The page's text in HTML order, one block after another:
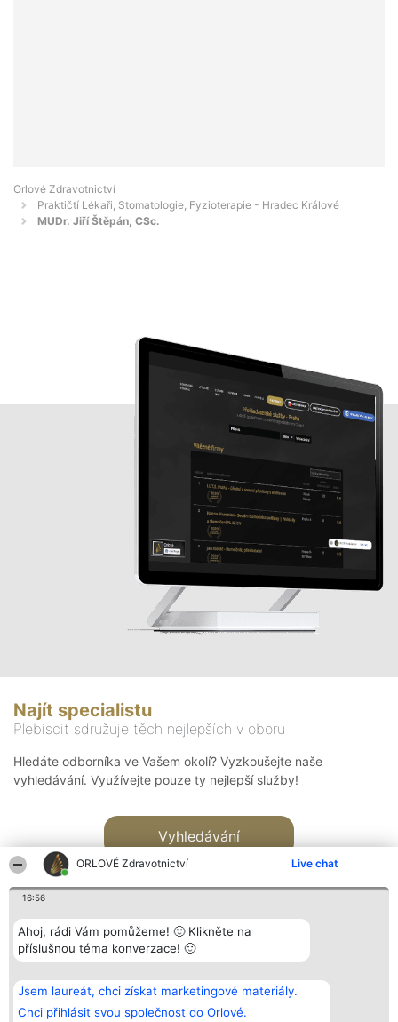
ORLOVÉ Zdravotnictví Live chat
16:56
Ahoj, rádi Vám pomůžeme! 🙂 Klikněte na
příslušnou téma konverzace! 🙂
Jsem laureát, chci získat marketingové materiály.
Chci přihlásit svou společnost do Orlové.
Orlové Zdravotnictví
Praktičtí Lékaři, Stomatologie, Fyzioterapie - Hradec Králové
MUDr. Jiří Štěpán, CSc.
Najít specialistu
Plebiscit sdružuje těch nejlepších v oboru
Hledáte odborníka ve Vašem okolí? Vyzkoušejte naše
vyhledávání. Využívejte pouze ty nejlepší služby!
Vyhledávání
Bright Side Solutions sp. z o.
o. sp. k.
ul. Ruska 22
Wrocław 50-079
Vítězové
Seznam všech
laureátů
Zásady
Kontakt